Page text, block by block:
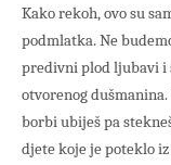
Kako rekoh, ovo su
podmlatka. Ne
predivni plod ljubavi i
otvorenog
borbi ubiješ pa
djete koje je poteklo